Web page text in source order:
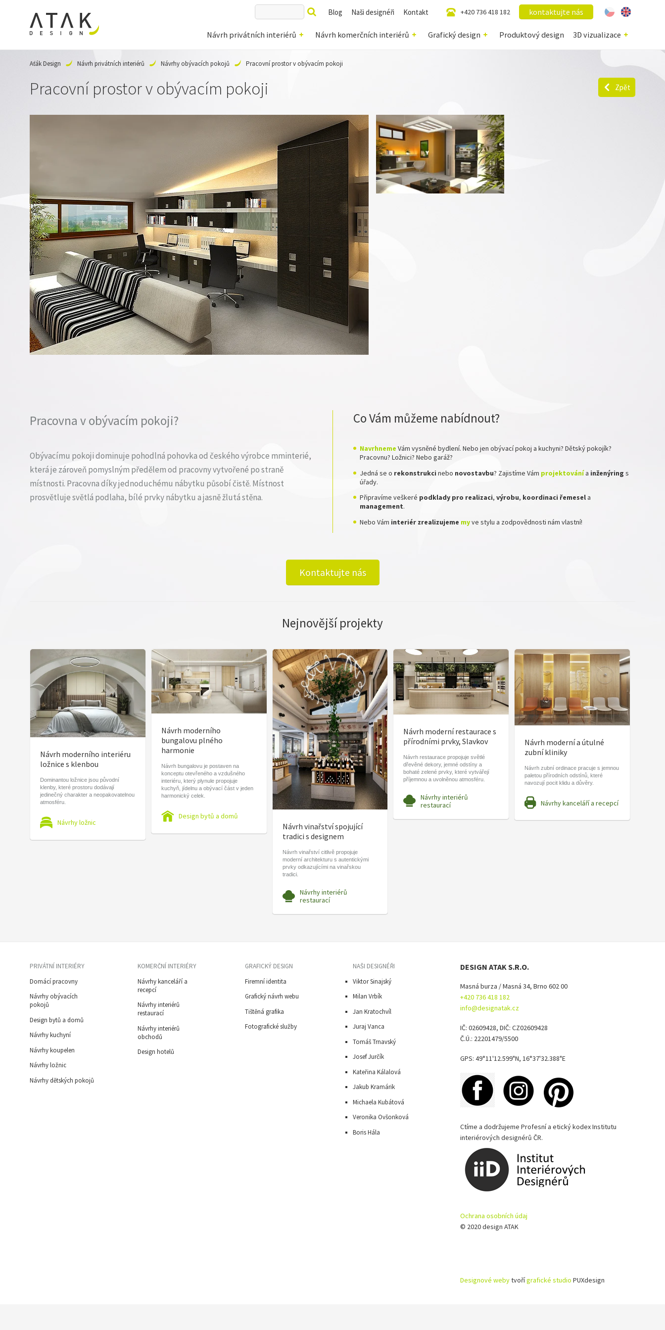
Návrh privátních interiérů Návrh komerčních interiérů Grafický design Produktový design 3D vizualizace
Blog Naši designéři Kontakt +420 736 418 182 kontaktujte nás
Aťák Design Návrh privátních interiérů Návrhy obývacích pokojů Pracovní prostor v obývacím pokoji
Pracovní prostor v obývacím pokoji Zpět
Pracovna v obývacím pokoji?
Obývacímu pokoji dominuje pohodlná pohovka od českého výrobce mminterié,
která je zároveň pomyslným předělem od pracovny vytvořené po straně
místnosti. Pracovna díky jednoduchému nábytku působí čistě. Místnost
prosvětluje světlá podlaha, bílé prvky nábytku a jasně žlutá stěna.
Co Vám můžeme nabídnout?
Navrhneme Vám vysněné bydlení. Nebo jen obývací pokoj a kuchyni? Dětský pokojík?
Pracovnu? Ložnici? Nebo garáž?
Jedná se o rekonstrukci nebo novostavbu? Zajistíme Vám projektovánía inženýring s
úřady.
Připravíme veškeré podklady pro realizaci, výrobu, koordinaci řemesel a
management.
Nebo Vám interiér zrealizujeme myve stylu a zodpovědnosti nám vlastní!
Kontaktujte nás
Nejnovější projekty
Návrh moderního interiéru
ložnice s klenbou
Dominantou ložnice jsou původní
klenby, které prostoru dodávají
jedinečný charakter a neopakovatelnou
atmosféru.
Návrhy ložnic
Návrh moderního
bungalovu plného
harmonie
Návrh bungalovu je postaven na
konceptu otevřeného a vzdušného
interiéru, který plynule propojuje
kuchyň, jídelnu a obývací část v jeden
harmonický celek.
Design bytů a domů
Návrh vinařství spojující
tradici s designem
Návrh vinařství citlivě propojuje
moderní architekturu s autentickými
prvky odkazujícími na vinařskou
tradici.
Návrhy interiérů
restaurací
Návrh moderní restaurace s
přírodními prvky, Slavkov
Návrh restaurace propojuje světlé
dřevěné dekory, jemné odstíny a
bohaté zelené prvky, které vytvářejí
příjemnou a uvolněnou atmosféru.
Návrhy interiérů
restaurací
Návrh moderní a útulné
zubní kliniky
Návrh zubní ordinace pracuje s jemnou
paletou přírodních odstínů, které
navozují pocit klidu a důvěry.
Návrhy kanceláří a recepcí
PRIVÁTNÍ INTERIÉRY
Domácí pracovny
Návrhy obývacích
pokojů
Design bytů a domů
Návrhy kuchyní
Návrhy koupelen
Návrhy ložnic
Návrhy dětských pokojů
KOMERČNÍ INTERIÉRY
Návrhy kanceláří a
recepcí
Návrhy interiérů
restaurací
Návrhy interiérů
obchodů
Design hotelů
GRAFICKÝ DESIGN
Firemní identita
Grafický návrh webu
Tištěná grafika
Fotografické služby
NAŠI DESIGNÉŘI
Viktor Sinajský
Milan Vrbík
Jan Kratochvíl
Juraj Vanca
Tomáš Trnavský
Josef Jurčík
Kateřina Kálalová
Jakub Kramárik
Michaela Kubátová
Veronika Ovšonková
Boris Hála
DESIGN ATAK S.R.O.
Masná burza / Masná 34, Brno 602 00
+420 736 418 182
info@designatak.cz
IČ: 02609428, DIČ: CZ02609428
Č.Ú.: 22201479/5500
GPS: 49°11'12.599"N, 16°37'32.388"E
Ctíme a dodržujeme Profesní a etický kodex Institutu
interiérových designérů ČR.
Ochrana osobních údaj
© 2020 design ATAK
Designové webytvořígrafické studio PUXdesign